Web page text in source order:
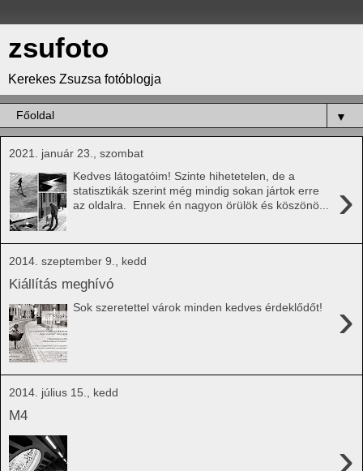
zsufoto
Kerekes Zsuzsa fotóblogja
▼
2021. január 23., szombat
›
Kedves látogatóim! Szinte hihetetelen, de a
statisztikák szerint még mindig sokan jártok erre
az oldalra. Ennek én nagyon örülök és köszönö...
2014. szeptember 9., kedd
Kiállítás meghívó
›
Sok szeretettel várok minden kedves érdeklődőt!
2014. július 15., kedd
M4